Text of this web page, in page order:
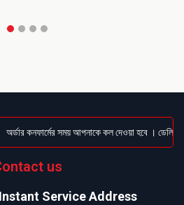
অর্ডার কনফার্মের সময় আপনাকে কল দেওয়া হবে ।
us
Service Address